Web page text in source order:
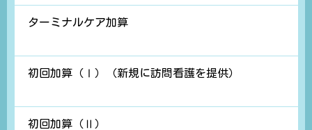
ターミナルケア加算
初回加算（Ⅰ）（新規に訪問看護を提供）
初回加算（Ⅱ）